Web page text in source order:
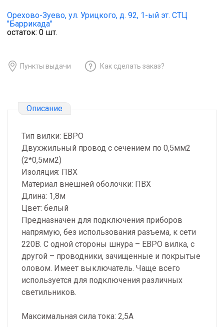
Орехово-Зуево, ул. Урицкого, д. 92, 1-ый эт. СТЦ
"Баррикада"
остаток: 0 шт.
Пункты выдачи Как сделать заказ?
Описание
Тип вилки: ЕВРО
Двухжильный провод с сечением по 0,5мм2
(2*0,5мм2)
Изоляция: ПВХ
Материал внешней оболочки: ПВХ
Длина: 1,8м
Цвет: белый
Предназначен для подключения приборов
напрямую, без использования разъема, к сети
220В. С одной стороны шнура – ЕВРО вилка, с
другой – проводники, зачищенные и покрытые
оловом. Имеет выключатель. Чаще всего
используется для подключения различных
светильников.
Максимальная сила тока: 2,5А